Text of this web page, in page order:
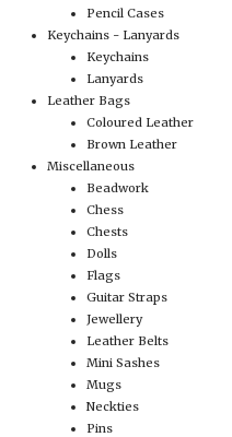
Pencil Cases
Keychains - Lanyards
Keychains
Lanyards
Leather Bags
Coloured Leather
Brown Leather
Miscellaneous
Beadwork
Chess
Chests
Dolls
Flags
Guitar Straps
Jewellery
Leather Belts
Mini Sashes
Mugs
Neckties
Pins